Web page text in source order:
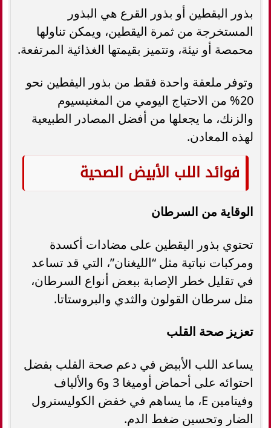
بذور اليقطين أو بذور القرع هي البذور
المستخرجة من ثمرة اليقطين، ويمكن تناولها
محمصة أو نيئة، وتتميز بقيمتها الغذائية المرتفعة.
وتوفر ملعقة واحدة فقط من بذور اليقطين نحو
20% من الاحتياج اليومي من المغنيسيوم
والزنك، ما يجعلها من أفضل المصادر الطبيعية
لهذه المعادن.
فوائد اللب الأبيض الصحية
الوقاية من السرطان
تحتوي بذور اليقطين على مضادات أكسدة
ومركبات نباتية مثل “الليغنان”، التي قد تساعد
في تقليل خطر الإصابة ببعض أنواع السرطان،
مثل سرطان القولون والثدي والبروستاتا.
تعزيز صحة القلب
يساعد اللب الأبيض في دعم صحة القلب بفضل
احتوائه على أحماض أوميغا 3 و6 والألياف
وفيتامين E، ما يساهم في خفض الكوليسترول
الضار وتحسين ضغط الدم.